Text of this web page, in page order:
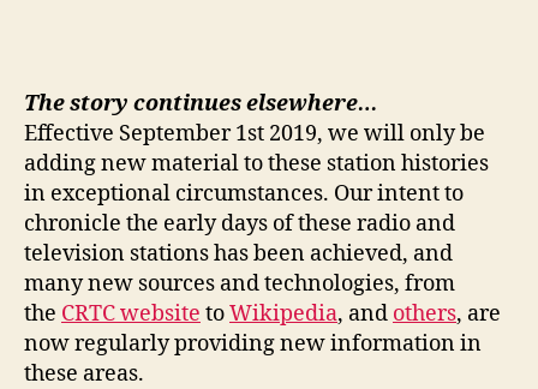
The story continues elsewhere…
Effective September 1st 2019, we will only be
adding new material to these station histories
in exceptional circumstances. Our intent to
chronicle the early days of these radio and
television stations has been achieved, and
many new sources and technologies, from
the CRTC website toWikipedia, and others, are
now regularly providing new information in
these areas.